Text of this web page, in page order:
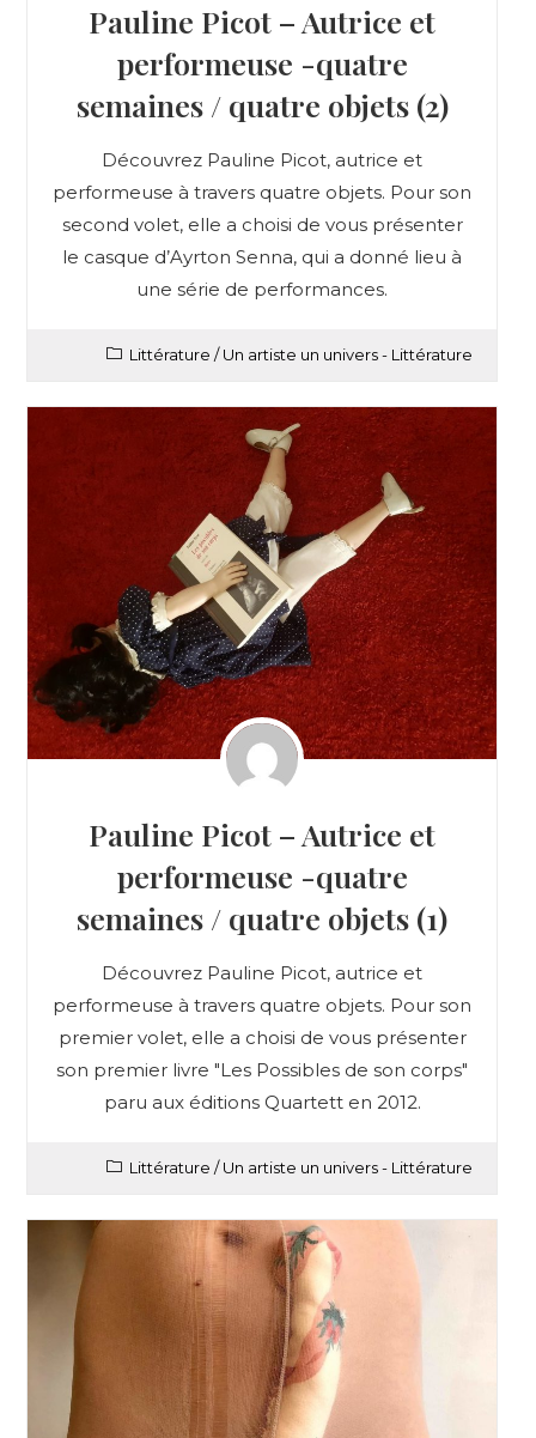
Pauline Picot – Autrice et
performeuse -quatre
semaines / quatre objets (2)
Découvrez Pauline Picot, autrice et
performeuse à travers quatre objets. Pour son
second volet, elle a choisi de vous présenter
le casque d’Ayrton Senna, qui a donné lieu à
une série de performances.
Littérature /Un artiste un univers - Littérature
Pauline Picot – Autrice et
performeuse -quatre
semaines / quatre objets (1)
Découvrez Pauline Picot, autrice et
performeuse à travers quatre objets. Pour son
premier volet, elle a choisi de vous présenter
son premier livre "Les Possibles de son corps"
paru aux éditions Quartett en 2012.
Littérature /Un artiste un univers - Littérature